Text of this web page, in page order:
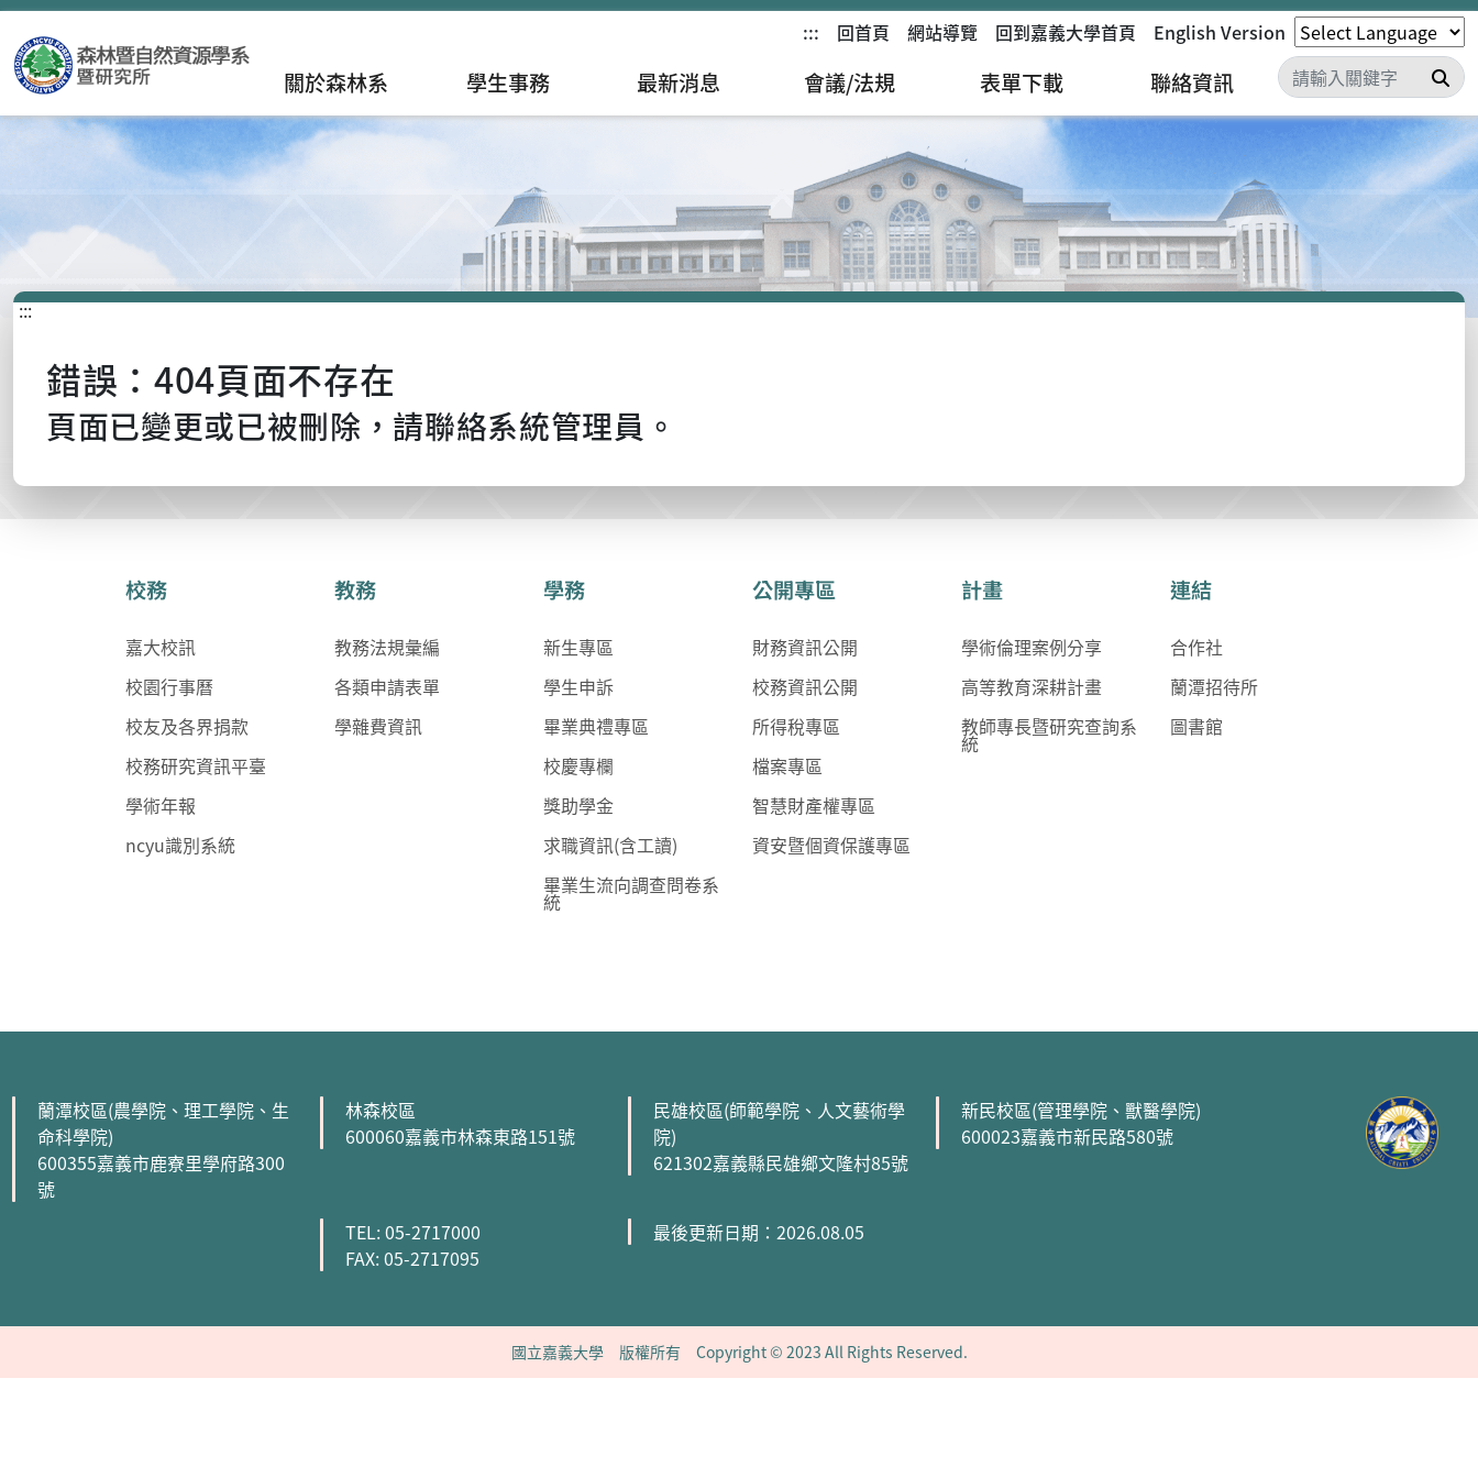
::: 回首頁 網站導覽 回到嘉義大學首頁 English Version
關於森林系 學生事務 最新消息 會議/法規 表單下載 聯絡資訊 搜
:::
錯誤：404頁面不存在
頁面已變更或已被刪除，請聯絡系統管理員。
校務
嘉大校訊
校園行事曆
校友及各界捐款
校務研究資訊平臺
學術年報
ncyu識別系統
教務
教務法規彙編
各類申請表單
學雜費資訊
學務
新生專區
學生申訴
畢業典禮專區
校慶專欄
獎助學金
求職資訊(含工讀)
畢業生流向調查問卷系
統
公開專區
財務資訊公開
校務資訊公開
所得稅專區
檔案專區
智慧財產權專區
資安暨個資保護專區
計畫
學術倫理案例分享
高等教育深耕計畫
教師專長暨研究查詢系
統
連結
合作社
蘭潭招待所
圖書館
蘭潭校區(農學院、理工學院、生
命科學院)
600355嘉義市鹿寮里學府路300
號
林森校區
600060嘉義市林森東路151號
民雄校區(師範學院、人文藝術學
院)
621302嘉義縣民雄鄉文隆村85號
新民校區(管理學院、獸醫學院)
600023嘉義市新民路580號
TEL: 05-2717000
FAX: 05-2717095
最後更新日期：2026.08.05
國立嘉義大學 版權所有 Copyright © 2023 All Rights Reserved.